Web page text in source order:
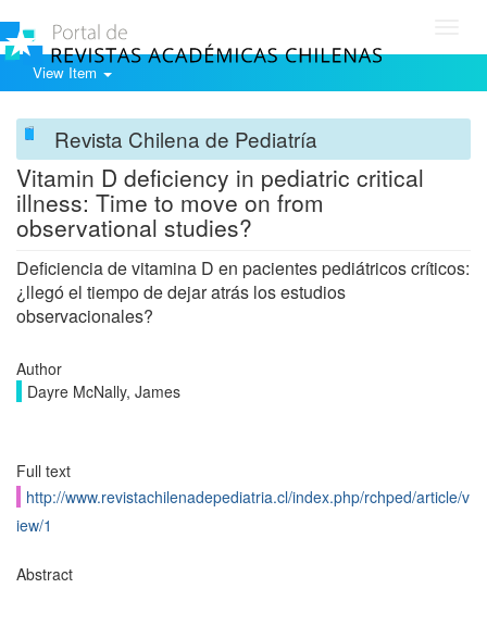
View Item
Revista Chilena de Pediatría
Vitamin D deficiency in pediatric critical
illness: Time to move on from
observational studies?
Deficiencia de vitamina D en pacientes pediátricos críticos:
¿llegó el tiempo de dejar atrás los estudios
observacionales?
Author
Dayre McNally, James
Full text
http://www.revistachilenadepediatria.cl/index.php/rchped/article/v
iew/1
Abstract